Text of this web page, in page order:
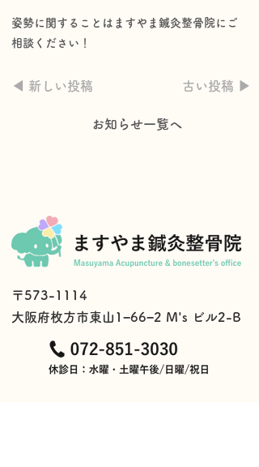
姿勢に関することはますやま鍼灸整骨院にご
相談ください！
◀︎ 新しい投稿 古い投稿 ▶︎
お知らせ一覧へ
〒573-1114
大阪府枚方市東山1−66−2 M's ビル2-B